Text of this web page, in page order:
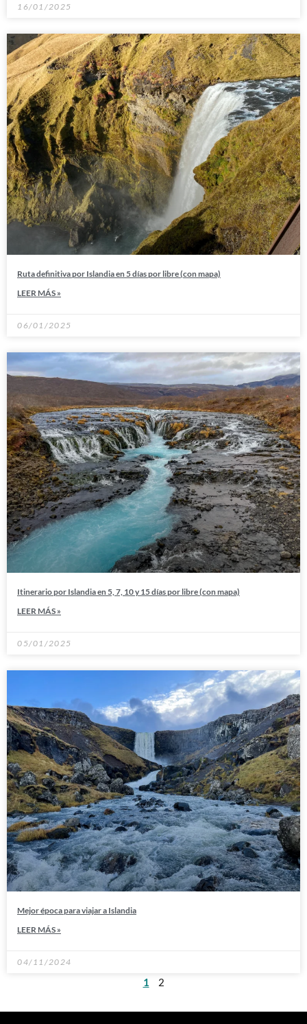
16/01/2025
Ruta definitiva por Islandia en 5 días por libre (con mapa)
LEER MÁS »
06/01/2025
Itinerario por Islandia en 5, 7, 10 y 15 días por libre (con mapa)
LEER MÁS »
05/01/2025
Mejor época para viajar a Islandia
LEER MÁS »
04/11/2024
1 2